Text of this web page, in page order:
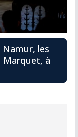
Namur, les
Marquet, à